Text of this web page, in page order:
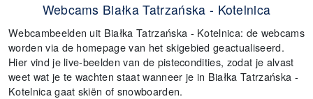
Webcams Białka Tatrzańska - Kotelnica
Webcambeelden uit Białka Tatrzańska - Kotelnica: de webcams
worden via de homepage van het skigebied geactualiseerd.
Hier vind je live-beelden van de pistecondities, zodat je alvast
weet wat je te wachten staat wanneer je in Białka Tatrzańska -
Kotelnica gaat skiën of snowboarden.